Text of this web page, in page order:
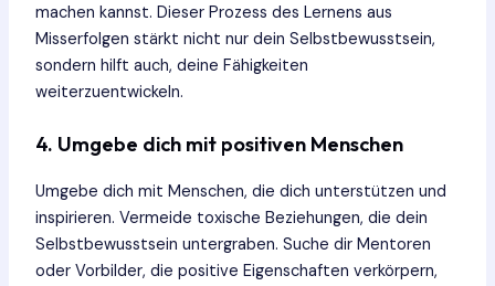
machen kannst. Dieser Prozess des Lernens aus
Misserfolgen stärkt nicht nur dein Selbstbewusstsein,
sondern hilft auch, deine Fähigkeiten
weiterzuentwickeln.
4. Umgebe dich mit positiven Menschen
Umgebe dich mit Menschen, die dich unterstützen und
inspirieren. Vermeide toxische Beziehungen, die dein
Selbstbewusstsein untergraben. Suche dir Mentoren
oder Vorbilder, die positive Eigenschaften verkörpern,